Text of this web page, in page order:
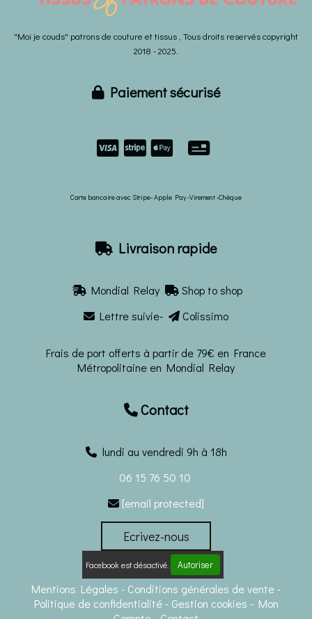
"Moi je couds" patrons de couture et tissus , Tous droits reservés copyright
2018 - 2025.
 Paiement sécurisé
 
Carte bancaire avec Stripe- Apple Pay -Virement -Chèque
 Livraison rapide
 Mondial Relay  Shop to shop
 Lettre suivie-  Colissimo
Frais de port offerts à partir de 79€ en France
Métropolitaine en Mondial Relay
Contact
lundi au vendredi 9h à 18h
06 15 76 50 10
 [email protected]
Ecrivez-nous
Facebook est désactivé. Autoriser
Mentions Légales
Conditions générales de vente
Politique de confidentialité
Gestion cookies
Mon